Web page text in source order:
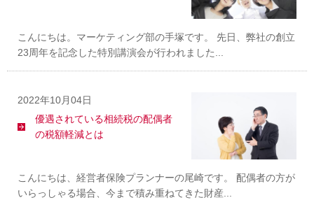
こんにちは。マーケティング部の手塚です。 先日、弊社の創立
23周年を記念した特別講演会が行われました...
2022年10月04日
優遇されている相続税の配偶者
の税額軽減とは
こんにちは、経営者保険プランナーの尾崎です。 配偶者の方が
いらっしゃる場合、今まで積み重ねてきた財産...